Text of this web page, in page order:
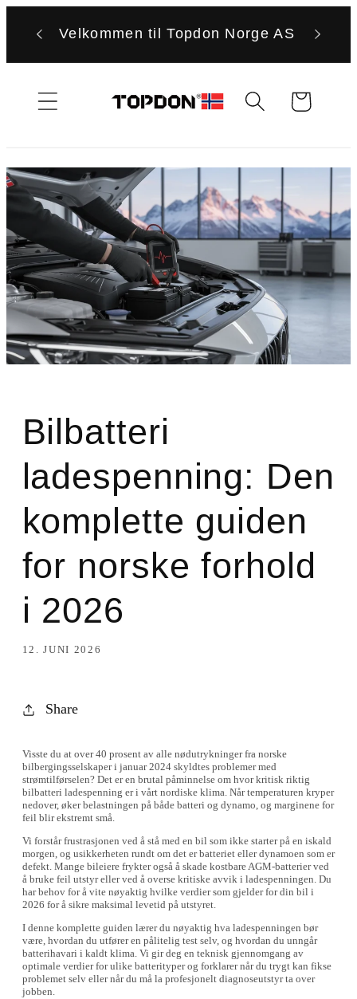
videre til
Velkommen til Topdon Norge AS
Handlekurv
Bilbatteri
ladespenning: Den
komplette guiden
for norske forhold
i 2026
12. JUNI 2026
Share
Visste du at over 40 prosent av alle nødutrykninger fra norske
bilbergingsselskaper i januar 2024 skyldtes problemer med
strømtilførselen? Det er en brutal påminnelse om hvor kritisk riktig
bilbatteri ladespenning er i vårt nordiske klima. Når temperaturen kryper
nedover, øker belastningen på både batteri og dynamo, og marginene for
feil blir ekstremt små.
Vi forstår frustrasjonen ved å stå med en bil som ikke starter på en iskald
morgen, og usikkerheten rundt om det er batteriet eller dynamoen som er
defekt. Mange bileiere frykter også å skade kostbare AGM-batterier ved
å bruke feil utstyr eller ved å overse kritiske avvik i ladespenningen. Du
har behov for å vite nøyaktig hvilke verdier som gjelder for din bil i
2026 for å sikre maksimal levetid på utstyret.
I denne komplette guiden lærer du nøyaktig hva ladespenningen bør
være, hvordan du utfører en pålitelig test selv, og hvordan du unngår
batterihavari i kaldt klima. Vi gir deg en teknisk gjennomgang av
optimale verdier for ulike batterityper og forklarer når du trygt kan fikse
problemet selv eller når du må la profesjonelt diagnoseutstyr ta over
jobben.